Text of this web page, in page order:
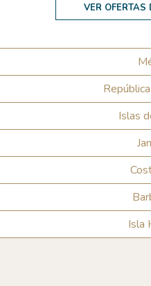
VER OFERTAS
Islas
Isla